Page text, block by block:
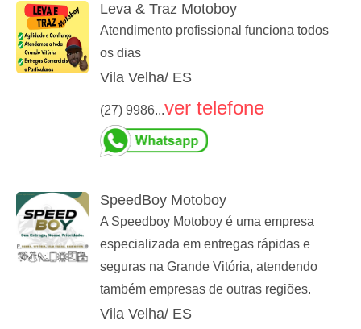
Leva & Traz Motoboy
Atendimento profissional funciona todos
os dias
Vila Velha/ ES
(27) 9986...ver telefone
SpeedBoy Motoboy
A Speedboy Motoboy é uma empresa
especializada em entregas rápidas e
seguras na Grande Vitória, atendendo
também empresas de outras regiões.
Vila Velha/ ES